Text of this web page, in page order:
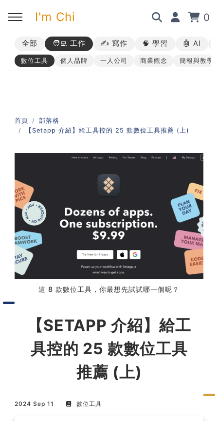
I'm Chi 0
回主選單
➡︎ 所有內容
回主選單
➡︎ 業配合作
回主選單
➡︎ 講座活動
回主選單
AI 職場應用｜ChatGPT 職場
AI 職場應用｜ChatGPT 進階
使用思維
AI 職場應用｜上班族的 AI 學
習術
AI 職場應用｜NotebookLM
職場工作復盤術
職場思維與工作術｜卡片盒筆
記法
職場思維與工作術｜圖解問題
全部 🧑‍💻 工作 ✍️ 寫作 🧠 學習 🤖 AI
數位工具 個人品牌 一人公司 商業觀念 簡報與教學
首頁
部落格
【Setapp 介紹】給工具控的 25 款數位工具推薦 (上)
這 8 款數位工具，你最想先試試哪一個呢？
【SETAPP 介紹】給工
具控的 25 款數位工具
推薦 (上)
2024 Sep 11 數位工具